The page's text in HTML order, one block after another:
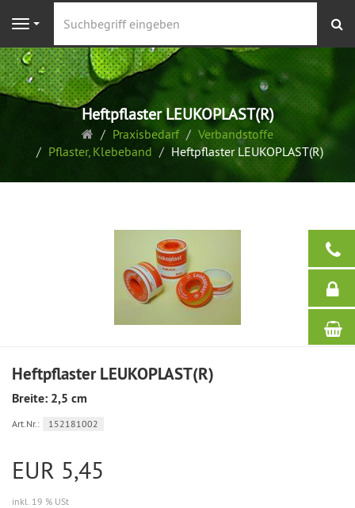
Navigation
Heftpflaster LEUKOPLAST(R)
Startseite
Praxisbedarf
Verbandstoffe
Pflaster, Klebeband
Heftpflaster LEUKOPLAST(R)
Heftpflaster LEUKOPLAST(R)
Breite: 2,5 cm
Art.Nr.: 152181002
EUR 5,45
inkl. 19 % USt